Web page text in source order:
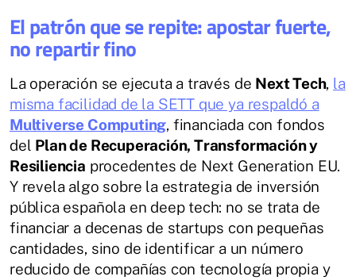
El patrón que se repite: apostar fuerte,
no repartir fino
La operación se ejecuta a través de Next Tech, la
misma facilidad de la SETT que ya respaldó a
Multiverse Computing, financiada con fondos
del Plan de Recuperación, Transformación y
Resiliencia procedentes de Next Generation EU.
Y revela algo sobre la estrategia de inversión
pública española en deep tech: no se trata de
financiar a decenas de startups con pequeñas
cantidades, sino de identificar a un número
reducido de compañías con tecnología propia y